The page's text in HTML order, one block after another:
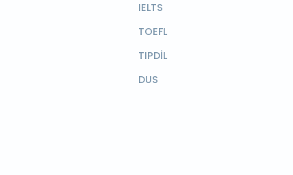
IELTS
TOEFL
TIPDİL
DUS